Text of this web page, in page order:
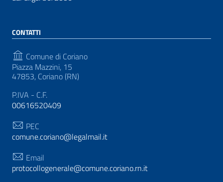
CONTATTI
Comune di Coriano
Piazza Mazzini, 15
47853, Coriano (RN)
P.IVA - C.F.
00616520409
PEC
comune.coriano@legalmail.it
Email
protocollogenerale@comune.coriano.rn.it